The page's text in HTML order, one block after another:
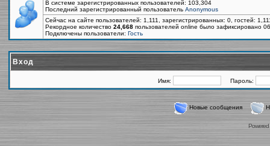
В системе зарегистрированных пользователей: 103,304
Последний зарегистрированный пользователь Anonymous
Сейчас на сайте пользователей: 1,111, зарегистрированных: 0, гостей:
Рекордное количество 24,668 пользователей online было зафиксировано
Подключены пользователи: Гость
Вход
Имя: Пароль:
Новые сообщения